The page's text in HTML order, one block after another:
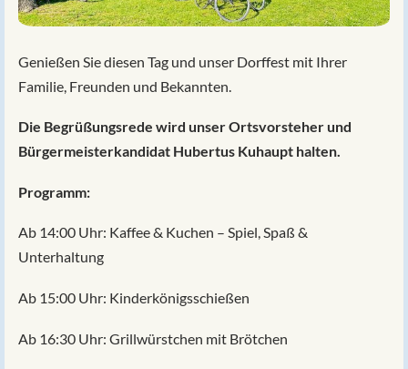
Genießen Sie diesen Tag und unser Dorffest mit Ihrer
Familie, Freunden und Bekannten.
Die Begrüßungsrede wird unser Ortsvorsteher und
Bürgermeisterkandidat Hubertus Kuhaupt halten.
Programm:
Ab 14:00 Uhr: Kaffee & Kuchen – Spiel, Spaß &
Unterhaltung
Ab 15:00 Uhr: Kinderkönigsschießen
Ab 16:30 Uhr: Grillwürstchen mit Brötchen